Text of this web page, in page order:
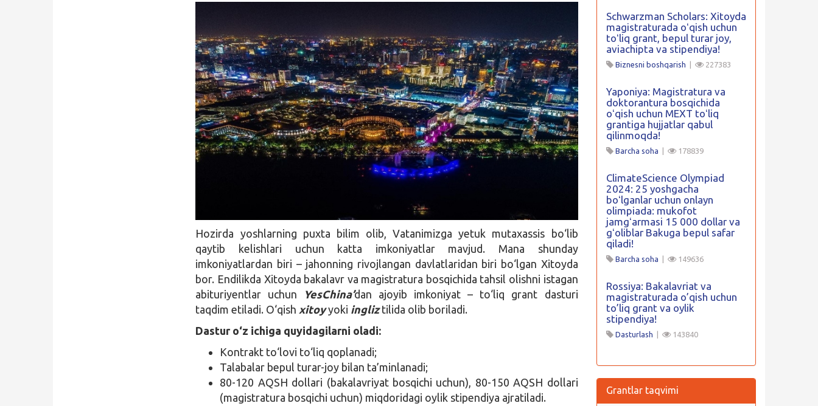
Hozirda yoshlarning puxta bilim olib, Vatanimizga yetuk mutaxassis bo‘lib
qaytib kelishlari uchun katta imkoniyatlar mavjud. Mana shunday
imkoniyatlardan biri – jahonning rivojlangan davlatlaridan biri bo‘lgan Xitoyda
bor. Endilikda Xitoyda bakalavr va magistratura bosqichida tahsil olishni istagan
abituriyentlar uchun
YesChina’dan ajoyib imkoniyat – to‘liq grant dasturi
taqdim etiladi. O‘qish xitoyyoki ingliztilida olib boriladi.
Dastur o‘z ichiga quyidagilarni oladi:
Kontrakt to‘lovi to‘liq qoplanadi;
Talabalar bepul turar-joy bilan ta’minlanadi;
80-120 AQSH dollari (bakalavriyat bosqichi uchun), 80-150 AQSH dollari
(magistratura bosqichi uchun) miqdoridagi oylik stipendiya ajratiladi.
Schwarzman Scholars: Xitoyda
magistraturada oʻqish uchun
toʻliq grant, bepul turar joy,
aviachipta va stipendiya!
Biznesni boshqarish 227383
Yaponiya: Magistratura va
doktorantura bosqichida
oʻqish uchun MEXT toʻliq
grantiga hujjatlar qabul
qilinmoqda!
Barcha soha 178839
ClimateScience Olympiad
2024: 25 yoshgacha
boʻlganlar uchun onlayn
olimpiada: mukofot
jamgʻarmasi 15 000 dollar va
gʻoliblar Bakuga bepul safar
qiladi!
Barcha soha 149636
Rossiya: Bakalavriat va
magistraturada o’qish uchun
to’liq grant va oylik
stipendiya!
Dasturlash 143840
Grantlar taqvimi